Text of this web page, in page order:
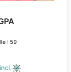
: 59
incl.